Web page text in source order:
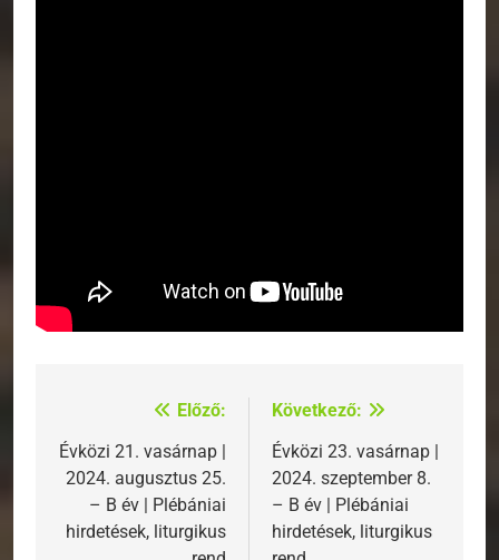
Bejegyzés
navigáció
Előző:
Évközi 21. vasárnap |
2024. augusztus 25.
– B év | Plébániai
hirdetések, liturgikus
Következő:
Évközi 23. vasárnap |
2024. szeptember 8.
– B év | Plébániai
hirdetések, liturgikus